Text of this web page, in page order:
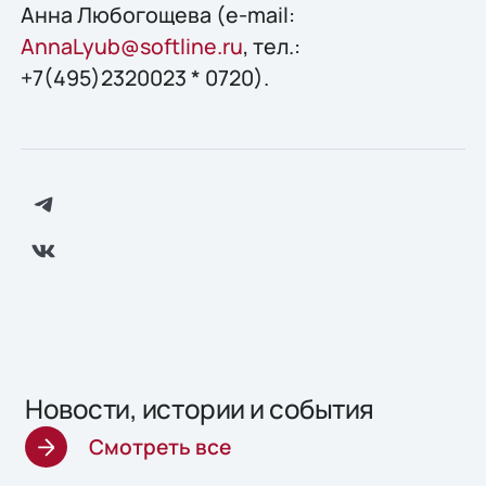
Анна Любогощева (e-mail:
AnnaLyub@softline.ru, тел.:
+7(495)2320023 * 0720).
Новости, истории и события
Смотреть все